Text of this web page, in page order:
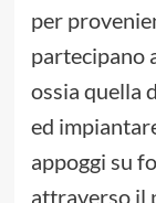
per
partecipano
ossia quella
ed
appoggi su
attraverso il